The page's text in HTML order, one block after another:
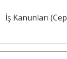
İş Kanunları